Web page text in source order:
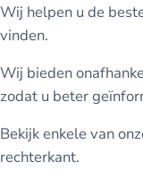
Wij helpen u de
vinden.
Wij bieden
zodat u beter
Bekijk enkele van
rechterkant.